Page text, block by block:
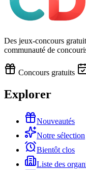
Des jeux-concours
communauté de
Concours gratuits
Explorer
Nouveautés
Notre sélection
Bientôt clos
Liste des